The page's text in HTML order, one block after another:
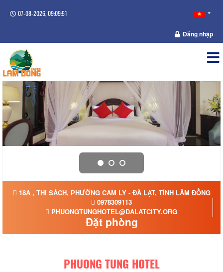
07-08-2026, 09:09:52
Đăng nhập
18A , THI SÁCH, PHƯỜNG CAM LY - ĐÀ LẠT, TỈNH LÂM ĐỒNG
0978309113
PHUONGTUNGHOTEL@DALATCITY.ORG
Đặt phòng
PHUONG TUNG HOTEL